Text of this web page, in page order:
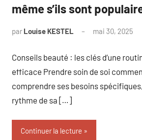
même s’ils sont
par Louise KESTEL mai 30, 2025
Conseils beauté : les clés d’une
efficace Prendre soin de soi
comprendre ses besoins
rythme de sa […]
Continuer la lecture